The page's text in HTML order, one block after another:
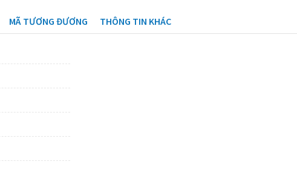
MÃ TƯƠNG ĐƯƠNG THÔNG TIN KHÁC